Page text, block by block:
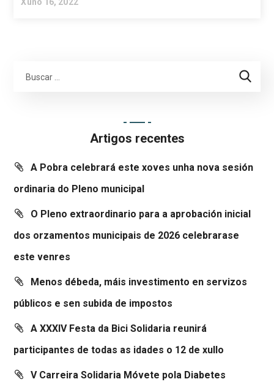
Xuño 16, 2022
Artigos recentes
A Pobra celebrará este xoves unha nova sesión
ordinaria do Pleno municipal
O Pleno extraordinario para a aprobación inicial
dos orzamentos municipais de 2026 celebrarase
este venres
Menos débeda, máis investimento en servizos
públicos e sen subida de impostos
A XXXIV Festa da Bici Solidaria reunirá
participantes de todas as idades o 12 de xullo
V Carreira Solidaria Móvete pola Diabetes